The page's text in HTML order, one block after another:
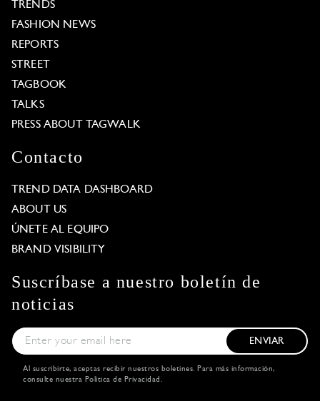
TRENDS
FASHION NEWS
REPORTS
STREET
TAGBOOK
TALKS
PRESS ABOUT TAGWALK
Contacto
TREND DATA DASHBOARD
ABOUT US
ÚNETE AL EQUIPO
BRAND VISIBILITY
Suscríbase a nuestro boletín de
noticias
ENVIAR
Al suscribirte, aceptas recibir nuestros boletines. Para más información,
consulte nuestra Política de Privacidad .